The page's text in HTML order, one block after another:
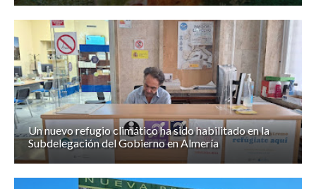
Un nuevo refugio climático ha sido habilitado en la
Subdelegación del Gobierno en Almería